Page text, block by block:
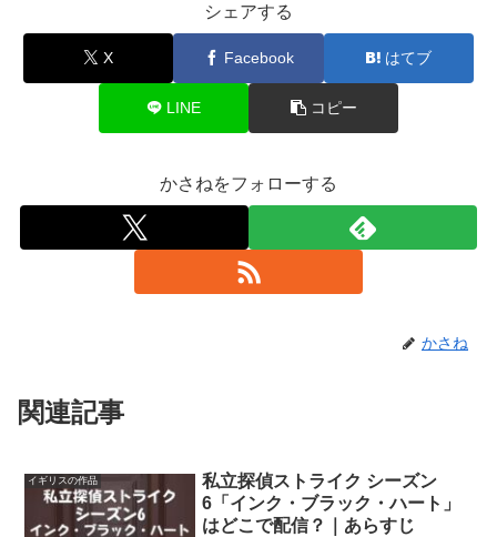
シェアする
X Facebook はてブ
LINE コピー
かさねをフォローする
かさね
関連記事
イギリスの作品
私立探偵ストライク シーズン
6「インク・ブラック・ハート」
はどこで配信？｜あらすじ